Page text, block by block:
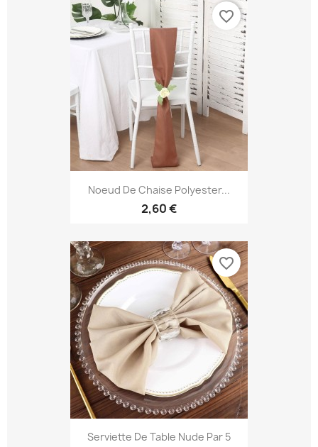
Noeud De Chaise Polyester...
2,60 €
favorite_border
Serviette De Table Nude Par 5
favorite_border